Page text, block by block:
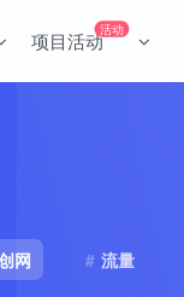
网 流量
项目活动活动